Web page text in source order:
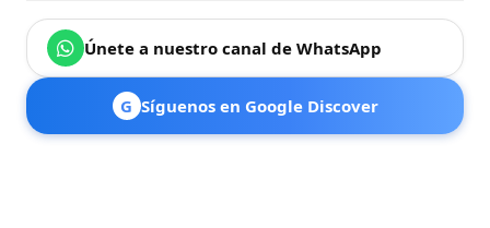
Únete a nuestro canal de WhatsApp
G Síguenos en Google Discover